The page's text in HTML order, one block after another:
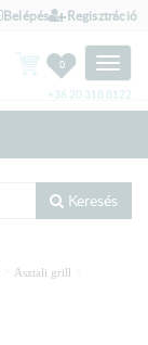
Belépés Regisztráció
Toggle
0
+36 20 318 8122
Keresés
Asztali grill